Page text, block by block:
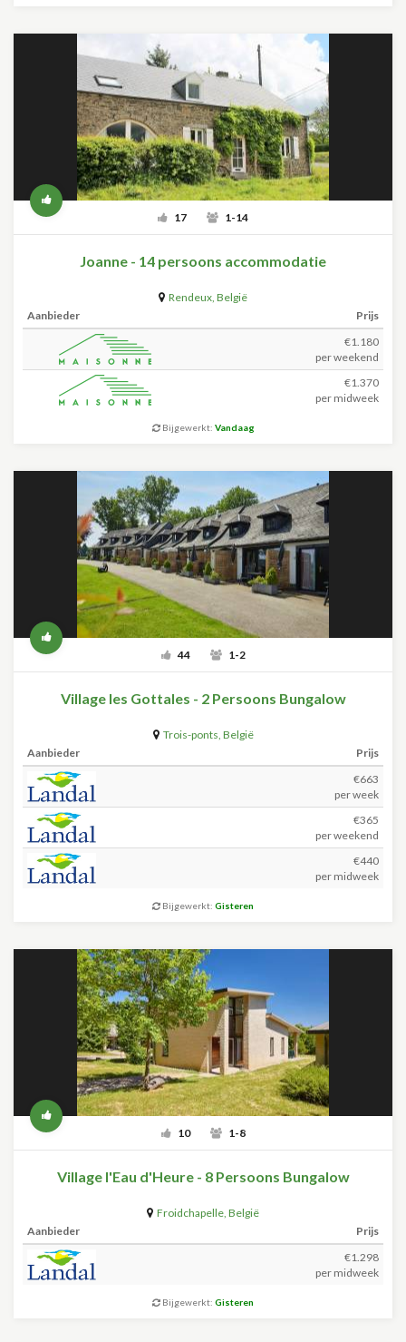
17 1-14
Joanne - 14 persoons accommodatie
Rendeux, België
Aanbieder
Prijs
€1.180
per weekend
€1.370
per midweek
Bijgewerkt: Vandaag
44 1-2
Village les Gottales - 2 Persoons Bungalow
Trois-ponts, België
Aanbieder
Prijs
€663
per week
€365
per weekend
€440
per midweek
Bijgewerkt: Gisteren
10 1-8
Village l'Eau d'Heure - 8 Persoons Bungalow
Froidchapelle, België
Aanbieder
Prijs
€1.298
per midweek
Bijgewerkt: Gisteren